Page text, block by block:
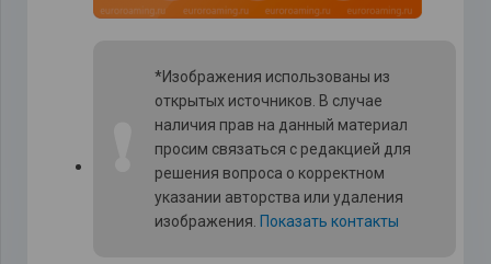
*Изображения использованы из
открытых источников. В случае
наличия прав на данный материал
просим связаться с редакцией для
решения вопроса о корректном
указании авторства или удаления
изображения. Показать контакты